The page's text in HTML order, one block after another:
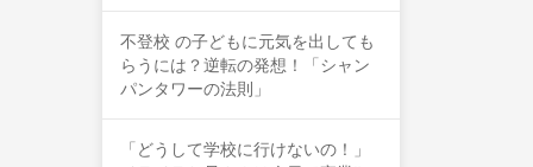
不登校 の子どもに元気を出しても
らうには？逆転の発想！「シャン
パンタワーの法則」
「どうして学校に行けないの！」